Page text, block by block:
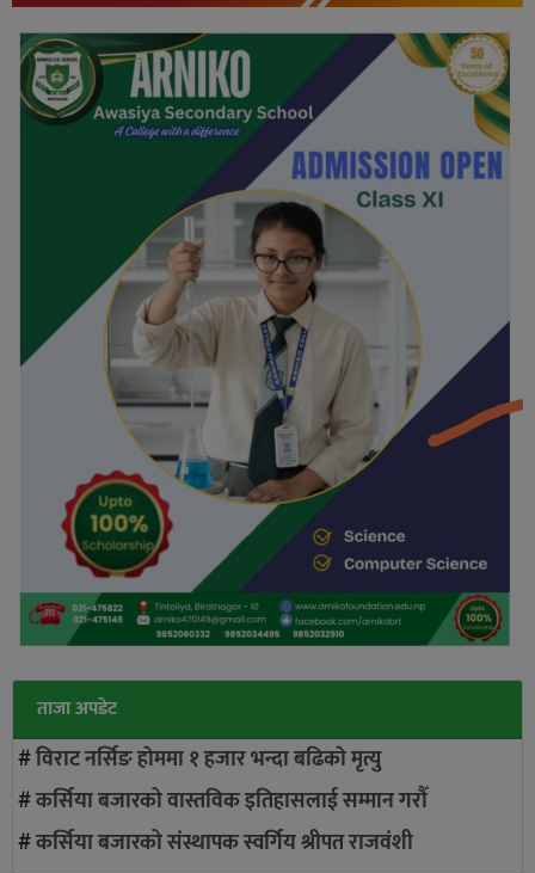
ताजा अपडेट
#विराट नर्सिङ हाेममा १ हजार भन्दा बढिकाे मृत्यु
#कर्सिया बजारको वास्तविक इतिहासलाई सम्मान गरौँ
#कर्सिया बजारको संस्थापक स्वर्गिय श्रीपत राजवंशी